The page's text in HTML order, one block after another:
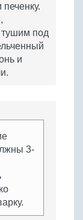
тушим под
и
3-